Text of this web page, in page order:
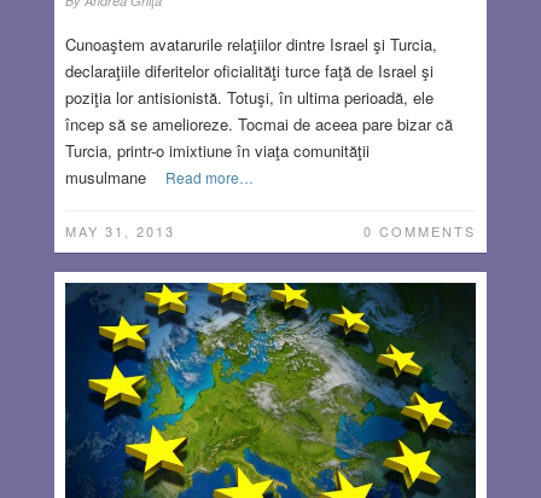
Cunoaştem avatarurile relaţiilor dintre Israel şi Turcia,
declaraţiile diferitelor oficialităţi turce faţă de Israel şi
poziţia lor antisionistă. Totuşi, în ultima perioadă, ele
încep să se amelioreze. Tocmai de aceea pare bizar că
Turcia, printr-o imixtiune în viaţa comunităţii
musulmane
Read more…
MAY 31, 2013 0 COMMENTS